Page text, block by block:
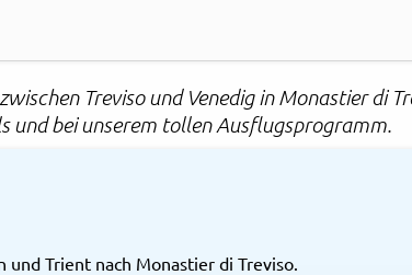
Treviso und Venedig in Monastier di
und bei unserem tollen Ausflugsprogramm.
Trient nach Monastier di Treviso.